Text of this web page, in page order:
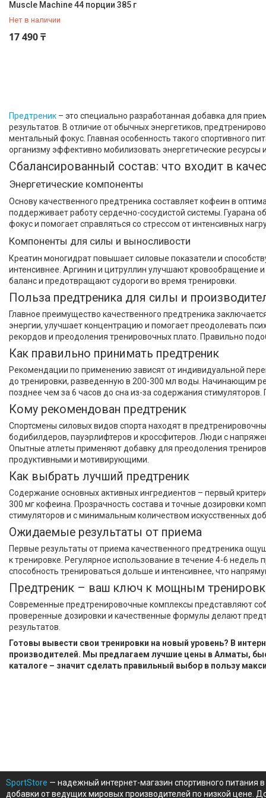
Сукралоза 8
Страна производитель
Категории
БАДы и Добавки
Спортивные товары
Диетическое питание
Доставка и оплата
Muscle Machine 44 порции 385 г
Нет в наличии
17 490 ₸
+7 (777) 888-88-42
Предтреник – это специально разработанная добавка для
результатов. В отличие от обычных энергетиков,
ментальный фокус. Главная особенность такого спортивного
организму эффективно мобилизовать энергетические ресурсы
Сбалансированный состав: что входит в
Энергетические компоненты
Основу качественного предтреника составляет кофеин в
поддерживает работу сердечно-сосудистой системы. Гуарана
фокус и помогает справляться со стрессом от интенсивных
Компоненты для силы и выносливости
Креатин моногидрат повышает силовые показатели и
интенсивнее. Аргинин и цитруллин улучшают
баланс и предотвращают судороги во время тренировки.
Польза предтреника для силы и
Главное преимущество качественного предтреника
энергии, улучшает концентрацию и помогает преодолевать
рекордов и преодоления тренировочных плато. Правильно
Как правильно принимать предтреник
Рекомендации по применению зависят от индивидуальной
до тренировки, разведенную в 200-300 мл воды. Начинающим
позднее чем за 6 часов до сна из-за содержания
Кому рекомендован предтреник
Спортсмены силовых видов спорта находят в
бодибилдеров, пауэрлифтеров и кроссфитеров. Люди с
Опытные атлеты применяют добавку для преодоления
продуктивными и мотивирующими.
Как выбрать лучший предтреник
Содержание основных активных ингредиентов – первый
300 мг кофеина. Прозрачность состава и точные дозировки
стимуляторов и с минимальным количеством искусственных
Ожидаемые результаты от приема
Первые результаты от приема качественного предтреника
к тренировке. Регулярное использование в течение 4-6
способность тренироваться дольше и интенсивнее, что
Предтреник – ваш ключ к мощным
Современные предтренировочные комплексы представляют
проверенные дозировки и качественные формулы делают
результатов.
Готовы вывести свои тренировки на новый уровень? В
производителей. Мы предлагаем лучшие цены в Алматы,
каталоге – значит сделать правильный выбор в пользу
SportStore — надежный интернет-магазин спортивного питания
добавки от ведущих мировых производителей по низкой цене.